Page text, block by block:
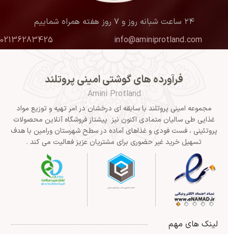
۲۴ ساعت شبانه روز و ۷ روز هفته همراه شماییم
info@aminiprotland.com
02136283425
فرآورده های گوشتی امینی پروتلند
Amini Protland
مجموعه امینی پروتلند با سابقه ای درخشان در امر تهیه و توزیع مواد
غذایی طی سالیان متمادی اکنون نیز پیشتاز فروشگاه آنلاین محصولات
پروتئینی ، فست فودی و غذاهای آماده در سطح شهرستان ورامین با هدف
تسهیل خرید غیر حضوری برای مشتریان عزیز فعالیت می کند .
لینک های مهم